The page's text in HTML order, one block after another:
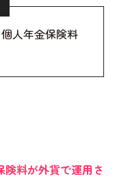
人年金保険料
険料が外貨で運用さ